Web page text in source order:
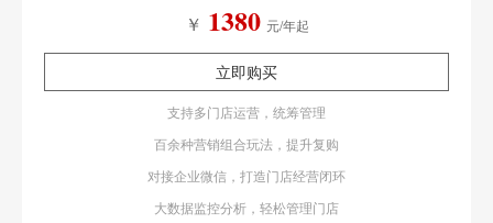
￥ 1380 元/年起
立即购买
支持多门店运营，统筹管理
百余种营销组合玩法，提升复购
对接企业微信，打造门店经营闭环
大数据监控分析，轻松管理门店